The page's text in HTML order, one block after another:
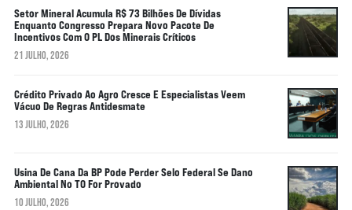
Setor Mineral Acumula R$ 73 Bilhões De Dívidas
Enquanto Congresso Prepara Novo Pacote De
Incentivos Com O PL Dos Minerais Críticos
21 JULHO, 2026
Crédito Privado Ao Agro Cresce E Especialistas Veem
Vácuo De Regras Antidesmate
13 JULHO, 2026
Usina De Cana Da BP Pode Perder Selo Federal Se Dano
Ambiental No TO For Provado
10 JULHO, 2026